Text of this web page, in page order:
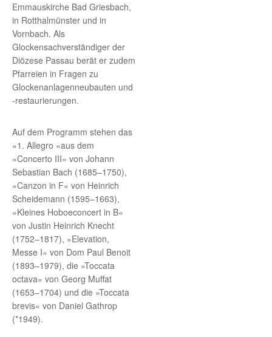
Emmauskirche Bad Griesbach,
in Rotthalmünster und in
Vornbach. Als
Glockensachverständiger der
Diözese Passau berät er zudem
Pfarreien in Fragen zu
Glockenanlagenneubauten und
-restaurierungen.
Auf dem Programm stehen das
»1. Allegro «aus dem
»Concerto III« von Johann
Sebastian Bach (1685–1750),
»Canzon in F« von Heinrich
Scheidemann (1595–1663),
»Kleines Hoboeconcert in B«
von Justin Heinrich Knecht
(1752–1817), »Elevation,
Messe I« von Dom Paul Benoit
(1893–1979), die »Toccata
octava« von Georg Muffat
(1653–1704) und die »Toccata
brevis« von Daniel Gathrop
(*1949).